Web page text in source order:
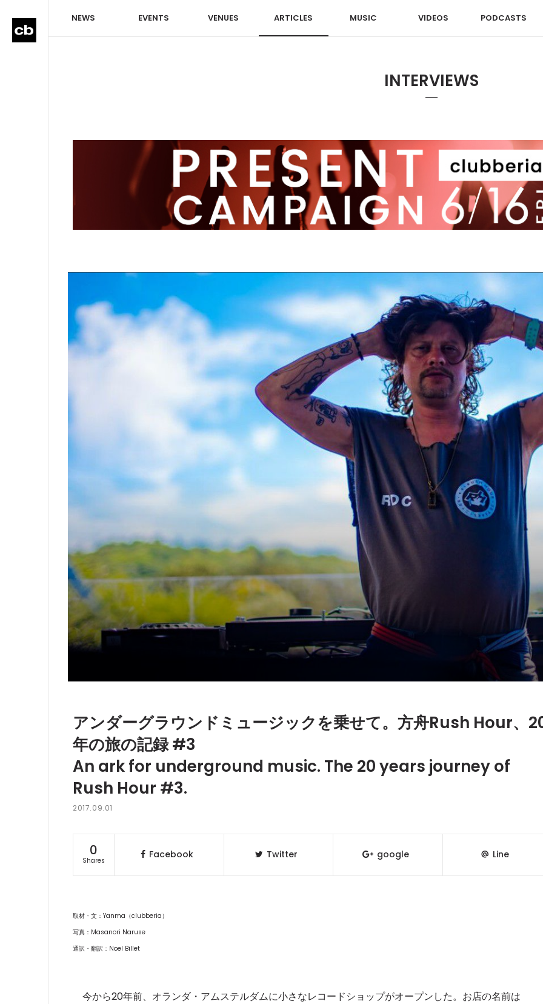
NEWS EVENTS VENUES ARTICLES MUSIC VIDEOS PODCASTS
INTERVIEWS
アンダーグラウンドミュージックを乗せて。方舟Rush Hour、
年の旅の記録 #3
An ark for underground music. The 20 years journey of
Rush Hour #3.
2017.09.01
0
Shares
Facebook Twitter google Line
取材・文：Yanma（clubberia）
写真：Masanori Naruse
通訳・翻訳：Noel Billet
今から20年前、オランダ・アムステルダムに小さなレコードショップがオープンした。お店の名前は